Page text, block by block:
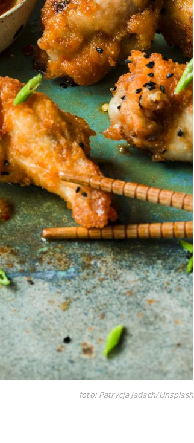
foto: Patrycja Jadach/Unsplash